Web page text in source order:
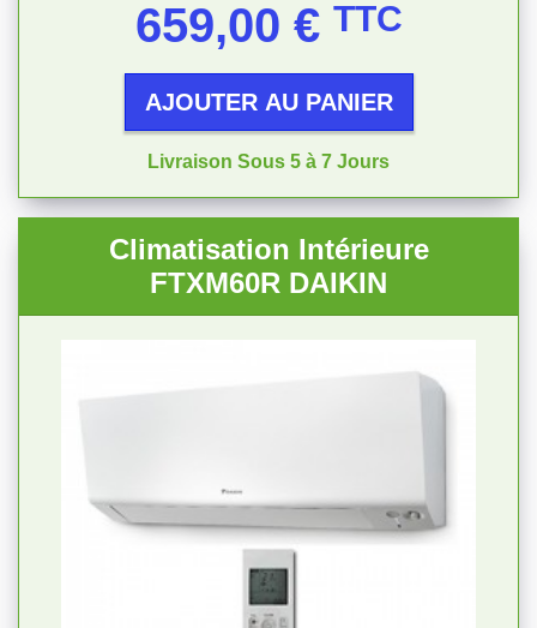
659,00 € TTC
AJOUTER AU PANIER
Livraison Sous 5 à 7 Jours
Climatisation Intérieure
FTXM60R DAIKIN